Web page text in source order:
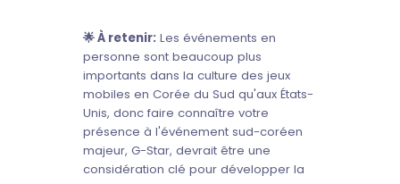
🌟 À retenir: Les événements en
personne sont beaucoup plus
importants dans la culture des jeux
mobiles en Corée du Sud qu'aux États-
Unis, donc faire connaître votre
présence à l'événement sud-coréen
majeur, G-Star, devrait être une
considération clé pour développer la